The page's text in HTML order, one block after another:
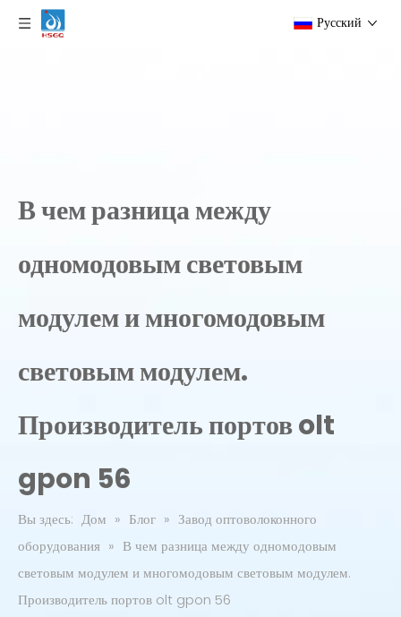
Pусский
В чем разница между
одномодовым световым
модулем и многомодовым
световым модулем.
Производитель портов olt
gpon 56
Вы здесь: Дом » Блог » Завод оптоволоконного
оборудования » В чем разница между одномодовым
световым модулем и многомодовым световым модулем.
Производитель портов olt gpon 56